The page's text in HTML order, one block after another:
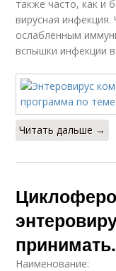
также часто, как и
вирусная
ослабленным
вспышки инфекции
Читать дальше →
принимать.
Наименование: